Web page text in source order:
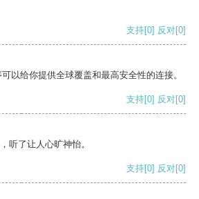
支持[0] 反对[0]
以给你提供全球覆盖和最高安全性的连接。
支持[0] 反对[0]
听了让人心旷神怡。
支持[0] 反对[0]